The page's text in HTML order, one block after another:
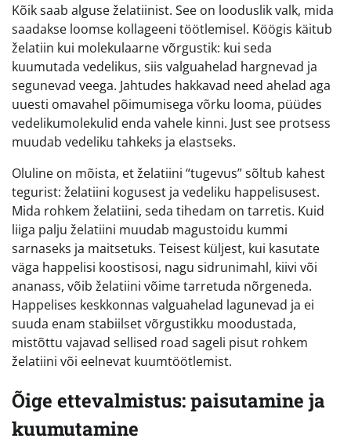
Kõik saab alguse želatiinist. See on looduslik valk, mida
saadakse loomse kollageeni töötlemisel. Köögis käitub
želatiin kui molekulaarne võrgustik: kui seda
kuumutada vedelikus, siis valguahelad hargnevad ja
segunevad veega. Jahtudes hakkavad need ahelad aga
uuesti omavahel põimumisega võrku looma, püüdes
vedelikumolekulid enda vahele kinni. Just see protsess
muudab vedeliku tahkeks ja elastseks.
Oluline on mõista, et želatiini “tugevus” sõltub kahest
tegurist: želatiini kogusest ja vedeliku happelisusest.
Mida rohkem želatiini, seda tihedam on tarretis. Kuid
liiga palju želatiini muudab magustoidu kummi
sarnaseks ja maitsetuks. Teisest küljest, kui kasutate
väga happelisi koostisosi, nagu sidrunimahl, kiivi või
ananass, võib želatiini võime tarretuda nõrgeneda.
Happelises keskkonnas valguahelad lagunevad ja ei
suuda enam stabiilset võrgustikku moodustada,
mistõttu vajavad sellised road sageli pisut rohkem
želatiini või eelnevat kuumtöötlemist.
Õige ettevalmistus: paisutamine ja
kuumutamine